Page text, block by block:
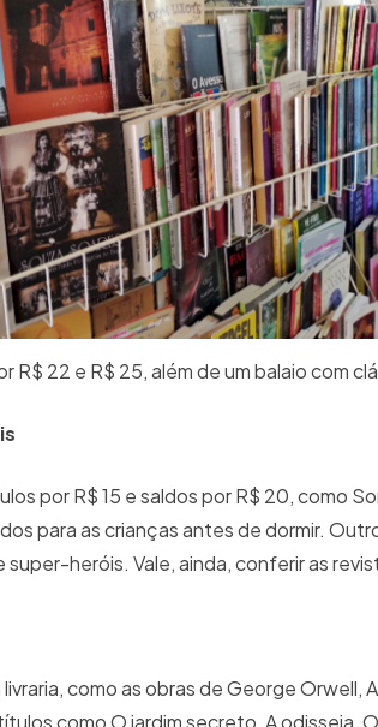
R$ 22 e R$ 25, além de um balaio com
por R$ 15 e saldos por R$ 20, como
para as crianças antes de dormir.
heróis. Vale, ainda, conferir as
como as obras de George Orwell,
como O jardim secreto, A odisseia,